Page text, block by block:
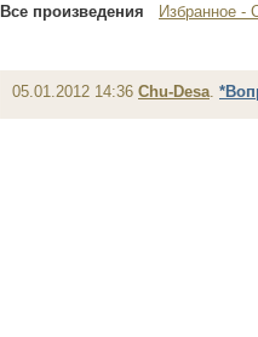
Все произведения Избранное -
05.01.2012 14:36 Chu-Desa.